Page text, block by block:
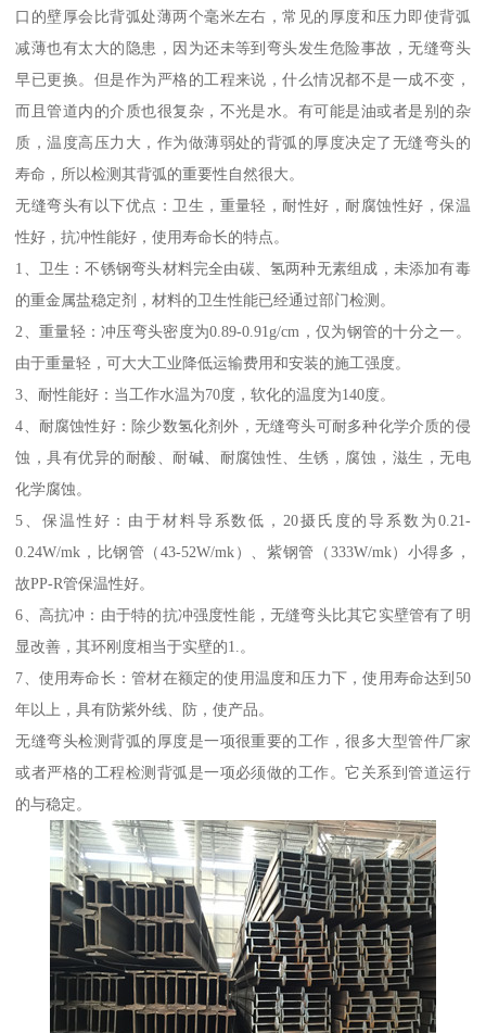
口的壁厚会比背弧处薄两个毫米左右，常见的厚度和压力即使背弧
减薄也有太大的隐患，因为还未等到弯头发生危险事故，无缝弯头
早已更换。但是作为严格的工程来说，什么情况都不是一成不变，
而且管道内的介质也很复杂，不光是水。有可能是油或者是别的杂
质，温度高压力大，作为做薄弱处的背弧的厚度决定了无缝弯头的
寿命，所以检测其背弧的重要性自然很大。
无缝弯头有以下优点：卫生，重量轻，耐性好，耐腐蚀性好，保温
性好，抗冲性能好，使用寿命长的特点。
1、卫生：不锈钢弯头材料完全由碳、氢两种无素组成，未添加有毒
的重金属盐稳定剂，材料的卫生性能已经通过部门检测。
2、重量轻：冲压弯头密度为0.89-0.91g/cm，仅为钢管的十分之一。
由于重量轻，可大大工业降低运输费用和安装的施工强度。
3、耐性能好：当工作水温为70度，软化的温度为140度。
4、耐腐蚀性好：除少数氢化剂外，无缝弯头可耐多种化学介质的侵
蚀，具有优异的耐酸、耐碱、耐腐蚀性、生锈，腐蚀，滋生，无电
化学腐蚀。
5、保温性好：由于材料导系数低，20摄氏度的导系数为0.21-
0.24W/mk，比钢管（43-52W/mk）、紫钢管（333W/mk）小得多，
故PP-R管保温性好。
6、高抗冲：由于特的抗冲强度性能，无缝弯头比其它实壁管有了明
显改善，其环刚度相当于实壁的1.。
7、使用寿命长：管材在额定的使用温度和压力下，使用寿命达到50
年以上，具有防紫外线、防，使产品。
无缝弯头检测背弧的厚度是一项很重要的工作，很多大型管件厂家
或者严格的工程检测背弧是一项必须做的工作。它关系到管道运行
的与稳定。